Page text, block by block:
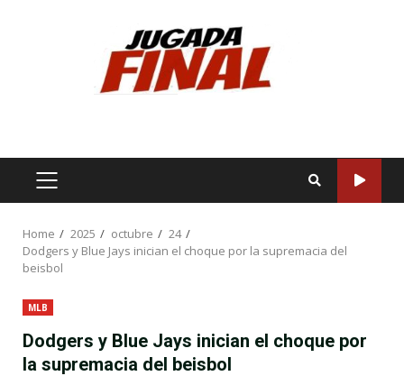
PRIMARY
Home 2025 octubre
24
Dodgers y Blue Jays inician el choque por la supremacia del
beisbol
MLB
Dodgers y Blue Jays inician el choque por
la supremacia del beisbol